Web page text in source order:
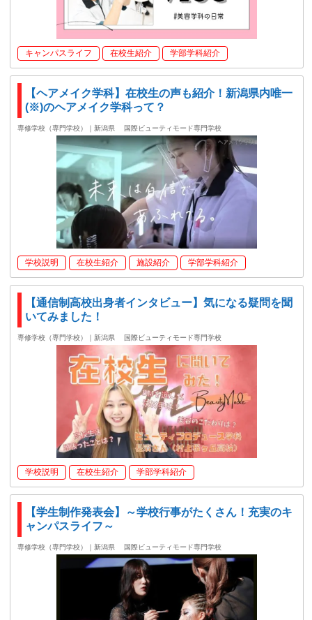
キャンパスライフ 在校生紹介 学部学科紹介
【ヘアメイク学科】在校生の声も紹介！新潟県内唯一
(※)のヘアメイク学科って？
専修学校（専門学校）｜新潟県 国際ビューティモード専門学校
学校説明 在校生紹介 施設紹介 学部学科紹介
【通信制高校出身者インタビュー】気になる疑問を聞
いてみました！
専修学校（専門学校）｜新潟県 国際ビューティモード専門学校
学校説明 在校生紹介 学部学科紹介
【学生制作発表会】～学校行事がたくさん！充実のキ
ャンパスライフ～
専修学校（専門学校）｜新潟県 国際ビューティモード専門学校